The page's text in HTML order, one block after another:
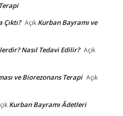
Açık Kurban Bayramı ve
Nasıl Tedavi Edilir? Açık
ve Biorezonans Terapi Açık
Kurban Bayramı Âdetleri